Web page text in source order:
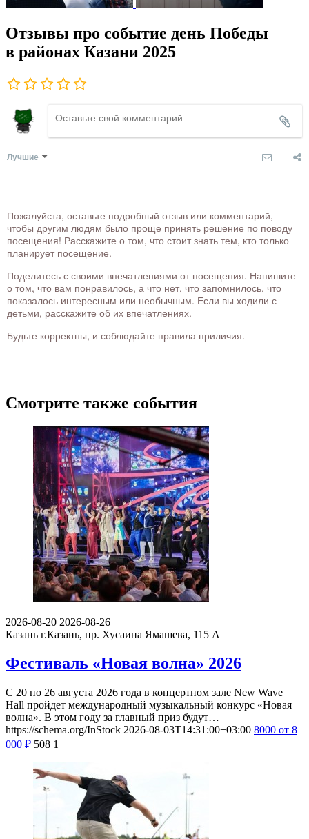
Отзывы про событие день Победы
в районах Казани 2025
Лучшие
Пожалуйста, оставьте подробный отзыв или комментарий,
чтобы другим людям было проще принять решение по поводу
посещения! Расскажите о том, что стоит знать тем, кто только
планирует посещение.
Поделитесь с своими впечатлениями от посещения. Напишите
о том, что вам понравилось, а что нет, что запомнилось, что
показалось интересным или необычным. Если вы ходили с
детьми, расскажите об их впечатлениях.
Будьте корректны, и соблюдайте правила приличия.
Смотрите также события
2026-08-20 2026-08-26
Казань г.Казань, пр. Хусаина Ямашева, 115 A
Фестиваль «Новая волна» 2026
С 20 по 26 августа 2026 года в концертном зале New Wave
Hall пройдет международный музыкальный конкурс «Новая
волна». В этом году за главный приз будут…
https://schema.org/InStock 2026-08-03T14:31:00+03:00 8000 от 8
000 ₽ 508 1